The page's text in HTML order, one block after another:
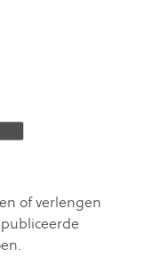
of verlengen